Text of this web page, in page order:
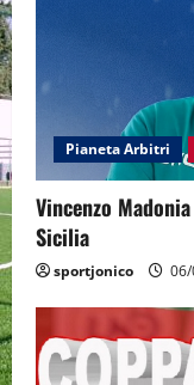
Pianeta Arbitri
Vincenzo
Sicilia
sportjonico